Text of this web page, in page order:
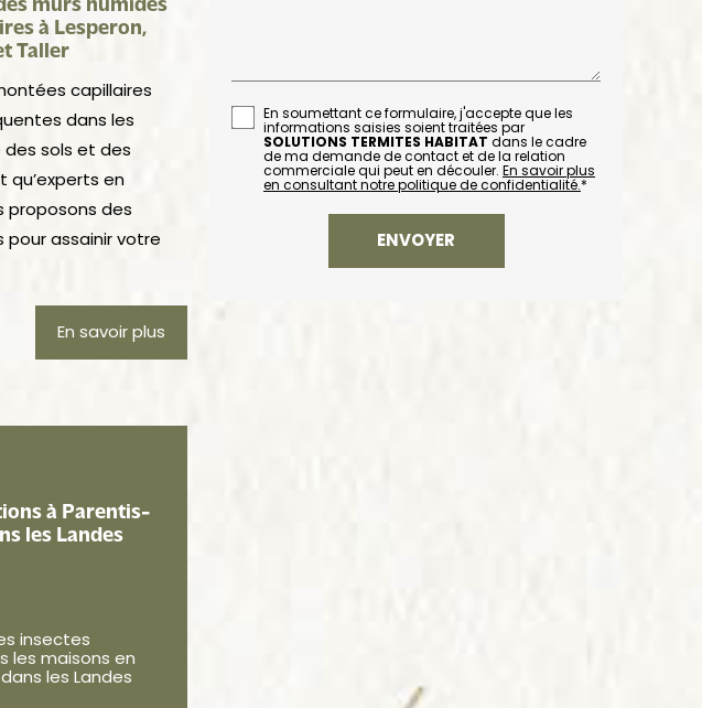
murs humides
à Lesperon,
Taller
capillaires
dans les
des sols et des
qu’experts en
proposons des
assainir votre
En savoir plus
à Parentis-
les Landes
insectes
les maisons en
les Landes
En soumettant ce formulaire, j'accepte que les
informations saisies soient traitées par
SOLUTIONS TERMITES HABITAT dans le cadre
de ma demande de contact et de la relation
commerciale qui peut en découler. En savoir plus
en consultant notre politique de confidentialité.*